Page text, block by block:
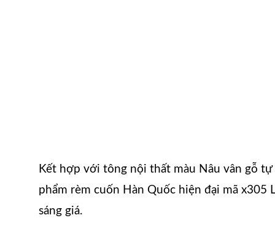
Kết hợp với tông nội thất màu Nâu vân gỗ tự
phẩm rèm cuốn Hàn Quốc hiện đại mã x305
sáng giá.